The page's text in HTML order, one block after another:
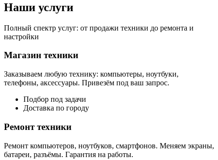
Наши услуги
Полный спектр услуг: от продажи техники до ремонта и
настройки
Магазин техники
Заказываем любую технику: компьютеры, ноутбуки,
телефоны, аксессуары. Привезём под ваш запрос.
Подбор под задачи
Доставка по городу
Ремонт техники
Ремонт компьютеров, ноутбуков, смартфонов. Меняем экраны,
батареи, разъёмы. Гарантия на работы.